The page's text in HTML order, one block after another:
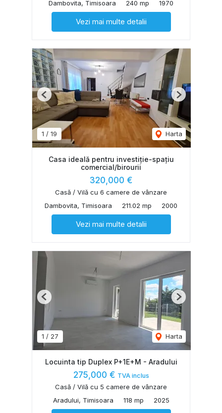
Dambovita, Timisoara 240 mp 1970
Vezi mai multe detalii
1 / 19 Harta
Previous Next
Casa ideală pentru investiție-spațiu
comercial/birourii
320,000 €
Casă / Vilă cu 6 camere de vânzare
Dambovita, Timisoara
211.02 mp 2000
Vezi mai multe detalii
1 / 27 Harta
Previous Next
Locuinta tip Duplex P+1E+M - Aradului
275,000 € TVA inclus
Casă / Vilă cu 5 camere de vânzare
Aradului, Timisoara
118 mp 2025